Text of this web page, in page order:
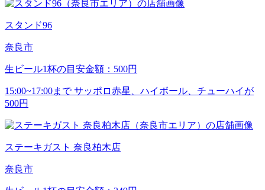
スタンド96
奈良市
生ビール1杯の目安金額：500円
15:00~17:00まで サッポロ赤星、ハイボール、チューハイが
500円
ステーキガスト 奈良柏木店
奈良市